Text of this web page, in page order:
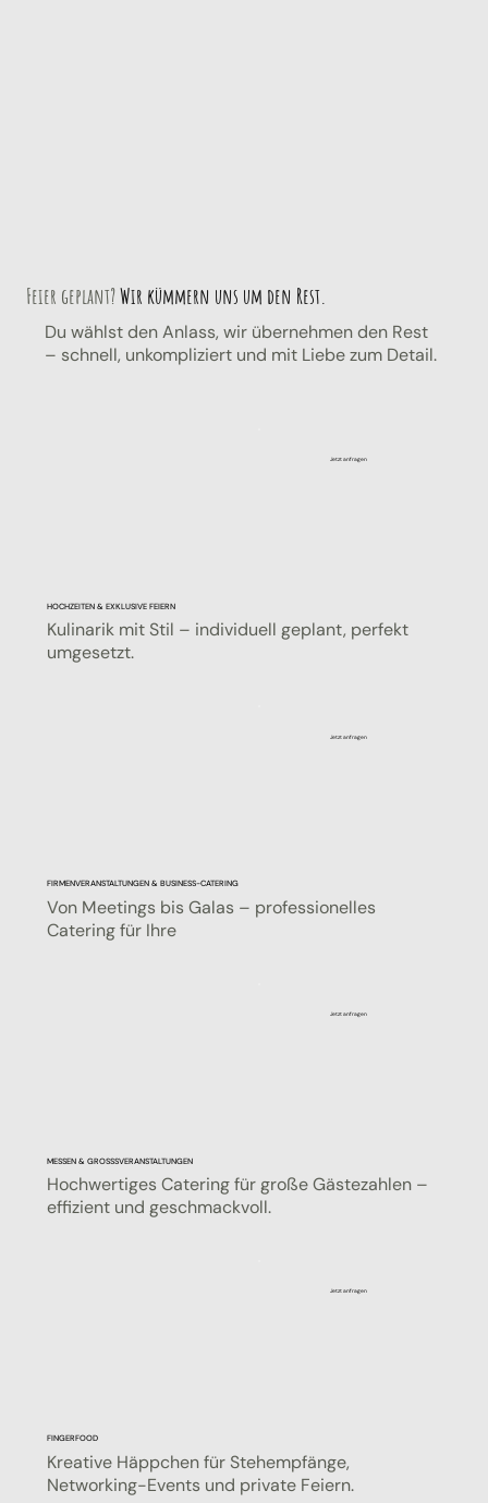
Feier geplant?Wir kümmern uns um den Rest.
Du wählst den Anlass, wir übernehmen den Rest
– schnell, unkompliziert und mit Liebe zum Detail.
Jetzt anfragen
HOCHZEITEN & EXKLUSIVE FEIERN
Kulinarik mit Stil – individuell geplant, perfekt
umgesetzt.
Jetzt anfragen
FIRMENVERANSTALTUNGEN & BUSINESS-CATERING
Von Meetings bis Galas – professionelles
Catering für Ihre
Jetzt anfragen
MESSEN & GROSSSVERANSTALTUNGEN
Hochwertiges Catering für große Gästezahlen –
effizient und geschmackvoll.
Jetzt anfragen
FINGERFOOD
Kreative Häppchen für Stehempfänge,
Networking-Events und private Feiern.